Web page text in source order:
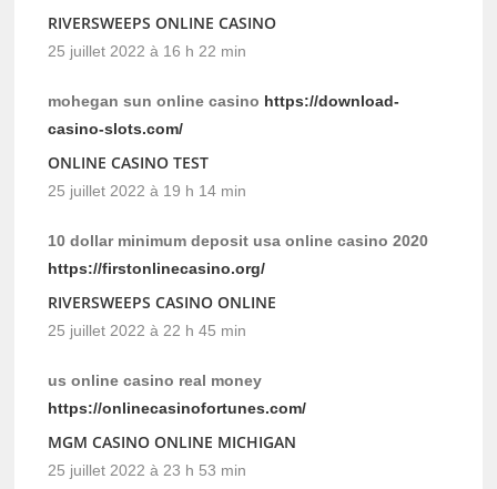
RIVERSWEEPS ONLINE CASINO
25 juillet 2022 à 16 h 22 min
mohegan sun online casino https://download-
casino-slots.com/
ONLINE CASINO TEST
25 juillet 2022 à 19 h 14 min
10 dollar minimum deposit usa online casino 2020
https://firstonlinecasino.org/
RIVERSWEEPS CASINO ONLINE
25 juillet 2022 à 22 h 45 min
us online casino real money
https://onlinecasinofortunes.com/
MGM CASINO ONLINE MICHIGAN
25 juillet 2022 à 23 h 53 min